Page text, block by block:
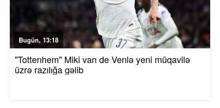
Bugün, 13:18
"Tottenhem" Miki van de Venlə yeni müqavilə
üzrə razılığa gəlib